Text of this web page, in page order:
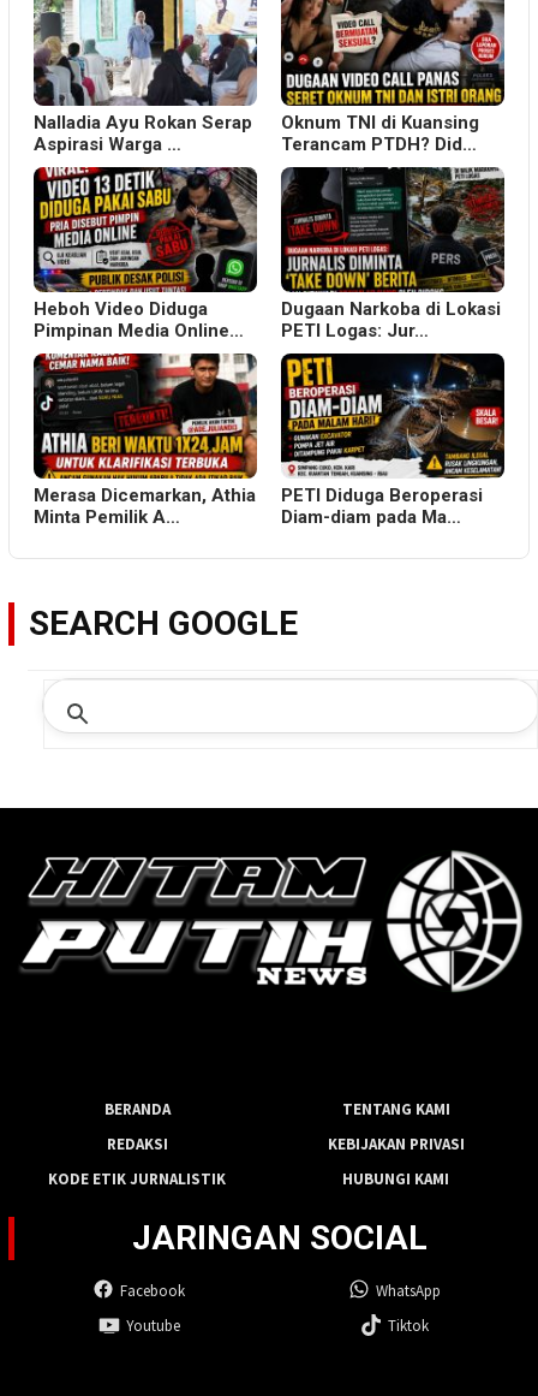
Nalladia Ayu Rokan Serap
Aspirasi Warga …
Oknum TNI di Kuansing
Terancam PTDH? Did…
Heboh Video Diduga
Pimpinan Media Online…
Dugaan Narkoba di Lokasi
PETI Logas: Jur…
Merasa Dicemarkan, Athia
Minta Pemilik A…
PETI Diduga Beroperasi
Diam-diam pada Ma…
SEARCH GOOGLE
BERANDA
TENTANG KAMI
REDAKSI
KEBIJAKAN PRIVASI
KODE ETIK JURNALISTIK
HUBUNGI KAMI
JARINGAN SOCIAL
Facebook
WhatsApp
Youtube
Tiktok